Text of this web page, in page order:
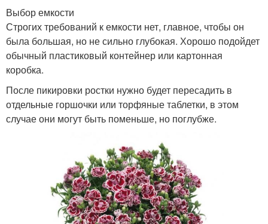
Выбор емкости
Строгих требований к емкости нет, главное, чтобы он
была большая, но не сильно глубокая. Хорошо подойдет
обычный пластиковый контейнер или картонная
коробка.
После пикировки ростки нужно будет пересадить в
отдельные горшочки или торфяные таблетки, в этом
случае они могут быть поменьше, но поглубже.